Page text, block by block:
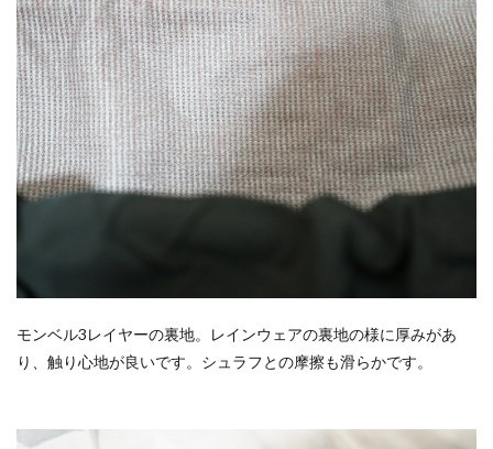
モンベル3レイヤーの裏地。レインウェアの裏地の様に厚みがあ
り、触り心地が良いです。シュラフとの摩擦も滑らかです。